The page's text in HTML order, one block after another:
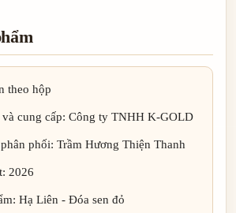
theo hộp
và cung cấp: Công ty TNHH K-GOLD
phối: Trầm Hương Thiện Thanh
2026
Hạ Liên - Đóa sen đỏ